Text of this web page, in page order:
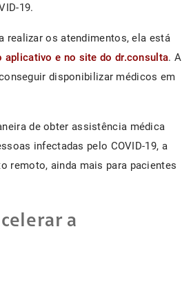
19.
realizar os atendimentos, ela está
aplicativo e no site do dr.consulta. A
disponibilizar médicos em
de obter assistência médica
infectadas pelo COVID-19, a
remoto, ainda mais para pacientes
a